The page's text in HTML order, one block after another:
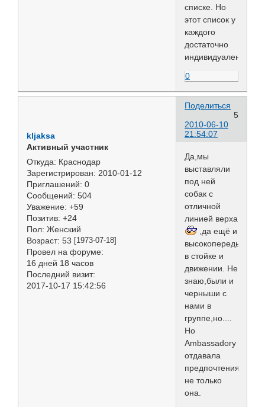
списке. Но
этот список у
каждого
достаточно
индивидуален.
0
Поделиться
5
2010-06-10
21:54:07
kljaksa
Активный участник
Откуда: Краснодар
Зарегистрирован: 2010-01-12
Приглашений: 0
Сообщений: 504
Уважение: +59
Позитив: +24
Пол: Женский
Возраст: 53 [1973-07-18]
Провел на форуме:
16 дней 18 часов
Последний визит:
2017-10-17 15:42:56
Да,мы
выставляли
под ней
собак с
отличной
линией верха
,да ещё и
высокопередых
в стойке и
движении. Не
знаю,были и
черныши с
нами в
группе,но....
Но
Ambassadorу
отдавала
предпочтения
не только
она.